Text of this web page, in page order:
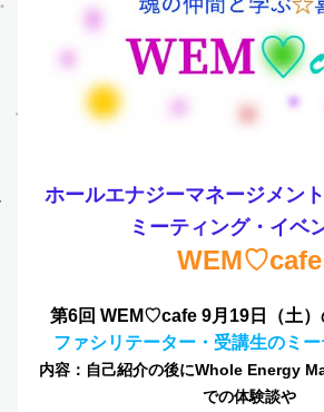
ホールエナジーマネージメン
ミーティング・イベ
WEM♡cafe
第6回 WEM♡cafe 9月19日（土）
ファシリテーター・受講生のミ
内容：自己紹介の後にWhole Energy
での体験談や